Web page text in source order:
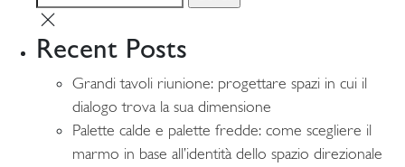
Recent Posts
Grandi tavoli riunione: progettare spazi in cui il
dialogo trova la sua dimensione
Palette calde e palette fredde: come scegliere il
marmo in base all’identità dello spazio direzionale